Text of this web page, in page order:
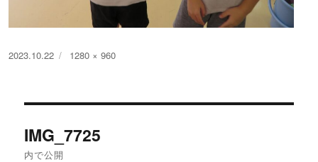
投
2023.10.22
フ
1280 × 960
稿
IMG_7725
内で公開